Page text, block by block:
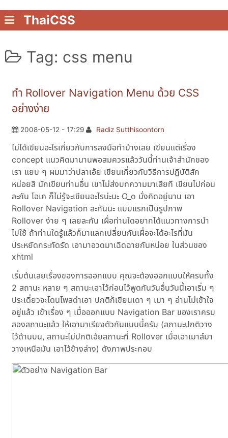
ThaiCSS
Tag: css menu
ทำ Rollover Navigation Menu ด้วย CSS
อย่างง่าย
2008-05-12 - 17:29 Radiz Sutthisoontorn
ไม่ได้เขียนอะไรเกี่ยวกับการลงมือทำบ้างเลย เขียนแต่เรื่อง
concept แนวคิดมานานพอสมควรแล้ววันนี้ท่านเจ้าสำนักของ
เรา แยบ ๆ ผมมาว่าปลาเอ้ย เขียนเกี่ยวกับวิธีการปฏิบัติสัก
หน่อยสิ นักเขียนท่านอื่น เขาไม่ส่งบทความมาเสียที เขียนไปก่อน
ละกัน โอเค ก็ไม่รู้จะเขียนอะไรน่ะนะ O_o นั่งคิดอยู่นาน เอา
Rollover Navigation ละกันนะ แบบแรกเป็นรูปภาพ
Rollover ง่าย ๆ เลยละกัน เผื่อท่านใดอยากได้แนวทางการนำ
ไปใช้ ถ้าท่านใดรู้แล้วก็มาแลกเปลี่ยนกันเผื่อจะได้อะไรที่มัน
ประหยัดกระทัดรัด เอามาอวดมาเฉิดฉายกันหน่อย ในส่วนของ
xhtml
เริ่มต้นเลยเรื่องของการออกแบบ คุณจะต้องออกแบบให้ครบทั้ง
2 สถานะ หลาย ๆ สถานะเอาไว้ก่อนไว้พูดกันวันอื่นวันนี้เอาเริ่ม ๆ
ประเดี๋ยวจะโดนโพสด่าเอา ปกติก็เขียนเดา ๆ เมา ๆ อ่านไม่เข้าใจ
อยู่แล้ว เข้าเรื่อง ๆ เมื่อออกแบบ Navigation Bar ของเราครบ
สองสถานะแล้ว ให้เอามาเรียงตัวกันแบบนี้ครับ (สถานะปกติวาง
ไว้ด้านบน, สถานะไม่ปกติเอ้ยสถานะที่ Rollover เมื่อเอาเมาส์มา
วางเหนือมัน เอาไว้ข้างล่าง) ดังภาพประกอบ